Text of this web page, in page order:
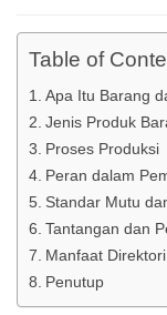
Table of
Apa Itu Barang
Jenis Produk
Proses Produksi
Peran dalam
Standar Mutu
Tantangan dan
Manfaat
Penutup